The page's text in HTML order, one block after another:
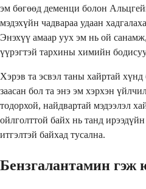
эм бөгөөд деменци болон
мэдэхүйн чадвараа удаан
Энэхүү амаар уух эм нь ой
үүрэгтэй тархины химийн
Хэрэв та эсвэл таны хайртай
заасан бол та энэ эм хэрхэн
тодорхой, найдвартай мэдээлэл
ойлголттой байх нь танд
итгэлтэй байхад тусална.
Бензгалантамин гэж